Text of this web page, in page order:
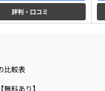
評判・口コミ
比較表
料あり】